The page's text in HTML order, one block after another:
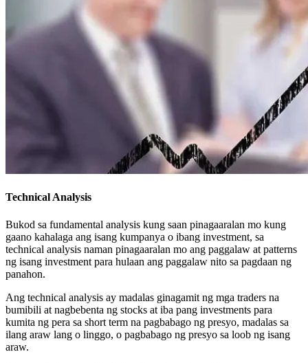
Technical Analysis
Bukod sa fundamental analysis kung saan pinagaaralan mo kung
gaano kahalaga ang isang kumpanya o ibang investment, sa
technical analysis naman pinagaaralan mo ang paggalaw at patterns
ng isang investment para hulaan ang paggalaw nito sa pagdaan ng
panahon.
Ang technical analysis ay madalas ginagamit ng mga traders na
bumibili at nagbebenta ng stocks at iba pang investments para
kumita ng pera sa short term na pagbabago ng presyo, madalas sa
ilang araw lang o linggo, o pagbabago ng presyo sa loob ng isang
araw.